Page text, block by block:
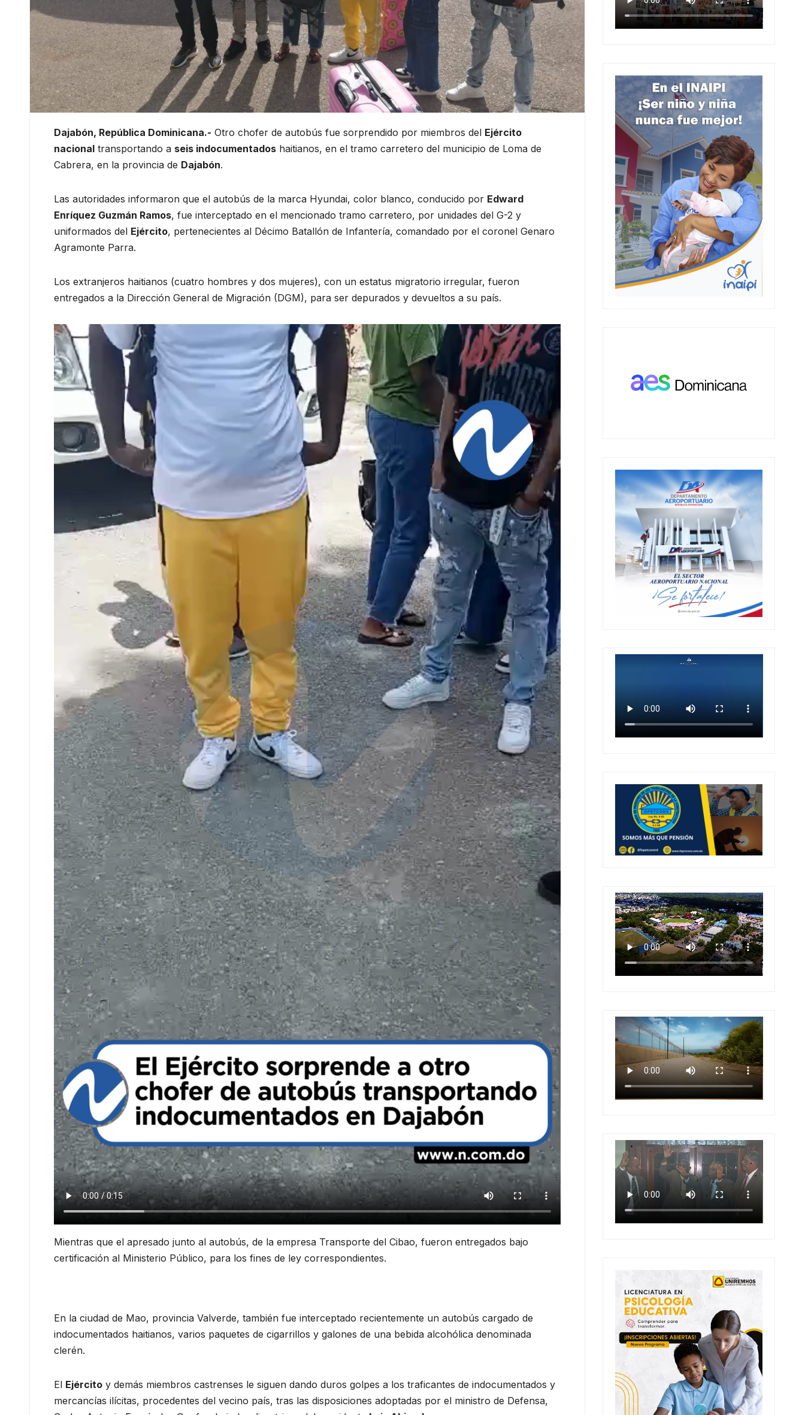
Dajabón, República Dominicana.- Otro chofer de autobús fue sorprendido por miembros del Ejército
nacional transportando a seis indocumentados haitianos, en el tramo carretero del municipio de Loma de
Cabrera, en la provincia de Dajabón.
Las autoridades informaron que el autobús de la marca Hyundai, color blanco, conducido por Edward
Enríquez Guzmán Ramos, fue interceptado en el mencionado tramo carretero, por unidades del G-2 y
uniformados del Ejército, pertenecientes al Décimo Batallón de Infantería, comandado por el coronel Genaro
Agramonte Parra.
Los extranjeros haitianos (cuatro hombres y dos mujeres), con un estatus migratorio irregular, fueron
entregados a la Dirección General de Migración (DGM), para ser depurados y devueltos a su país.
Mientras que el apresado junto al autobús, de la empresa Transporte del Cibao, fueron entregados bajo
certificación al Ministerio Público, para los fines de ley correspondientes.
En la ciudad de Mao, provincia Valverde, también fue interceptado recientemente un autobús cargado de
indocumentados haitianos, varios paquetes de cigarrillos y galones de una bebida alcohólica denominada
clerén.
El Ejército y demás miembros castrenses le siguen dando duros golpes a los traficantes de indocumentados y
mercancías ilícitas, procedentes del vecino país, tras las disposiciones adoptadas por el ministro de Defensa,